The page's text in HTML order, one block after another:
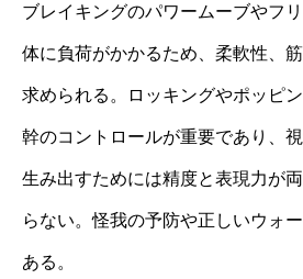
ブレイキングのパワームーブやフ
体に負荷がかかるため、柔軟性、
求められる。ロッキングやポッピ
幹のコントロールが重要であり、
生み出すためには精度と表現力が
らない。怪我の予防や正しいウォ
ある。